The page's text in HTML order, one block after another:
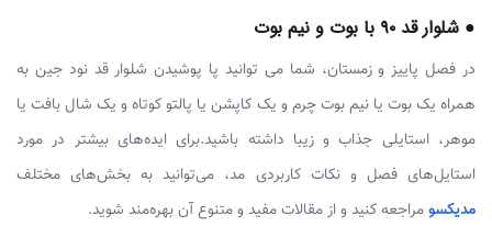
● شلوار قد ۹۰ با بوت و نیم بوت
در فصل پاییز و زمستان، شما می توانید پا پوشیدن شلوار قد نود جین به
همراه یک بوت یا نیم بوت چرم و یک کاپشن یا پالتو کوتاه و یک شال بافت یا
موهر، استایلی جذاب و زیبا داشته باشید.برای ایده‌های بیشتر در مورد
استایل‌های فصل و نکات کاربردی مد، می‌توانید به بخش‌های مختلف
مدیکسومراجعه کنید و از مقالات مفید و متنوع آن بهره‌مند شوید.